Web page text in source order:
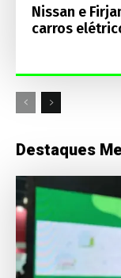
Nissan e
carros
Destaques